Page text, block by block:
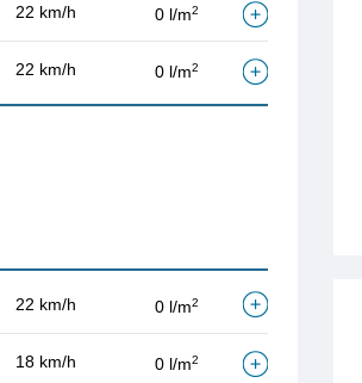
22 km/h 0 l/m2
22 km/h 0 l/m2
22 km/h 0 l/m2
18 km/h 0 l/m2